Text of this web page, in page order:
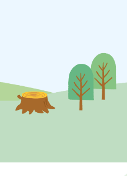
ラザ 4階 会議室
順）